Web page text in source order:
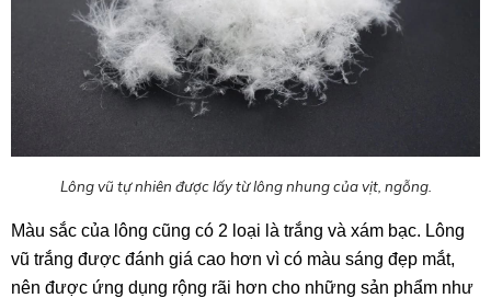
Lông vũ tự nhiên được lấy từ lông nhung của vịt, ngỗng.
Màu sắc của lông cũng có 2 loại là trắng và xám bạc. Lông
vũ trắng được đánh giá cao hơn vì có màu sáng đẹp mắt,
nên được ứng dụng rộng rãi hơn cho những sản phẩm như